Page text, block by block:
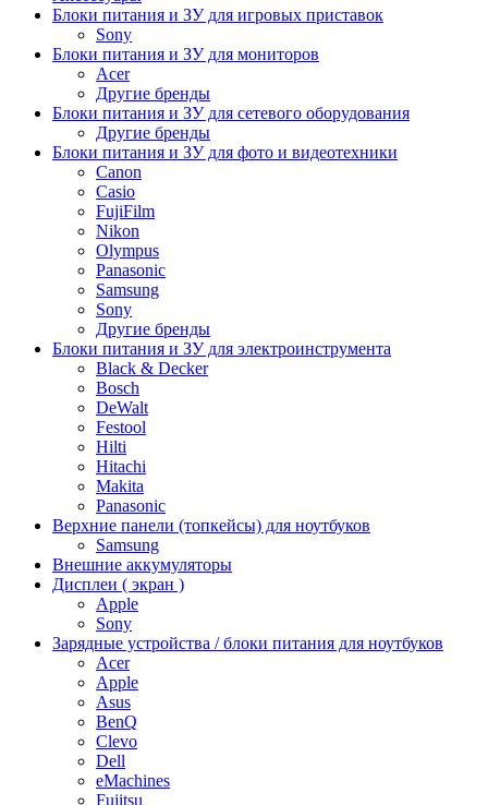
Блоки питания и ЗУ для игровых приставок
Sony
Блоки питания и ЗУ для мониторов
Acer
Другие бренды
Блоки питания и ЗУ для сетевого оборудования
Другие бренды
Блоки питания и ЗУ для фото и видеотехники
Canon
Casio
FujiFilm
Nikon
Olympus
Panasonic
Samsung
Sony
Другие бренды
Блоки питания и ЗУ для электроинструмента
Black & Decker
Bosch
DeWalt
Festool
Hilti
Hitachi
Makita
Panasonic
Верхние панели (топкейсы) для ноутбуков
Samsung
Внешние аккумуляторы
Дисплеи ( экран )
Apple
Sony
Зарядные устройства / блоки питания для ноутбуков
Acer
Apple
Asus
BenQ
Clevo
Dell
eMachines
Fujitsu